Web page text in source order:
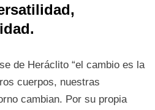
de Heráclito “el cambio es la
cuerpos, nuestras
cambian. Por su propia